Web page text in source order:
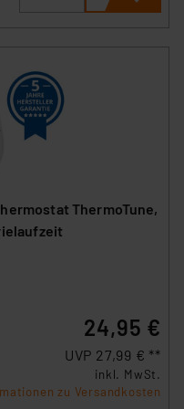
können dazu
längerfristig
erneut
daher ggf. auch
erhalten Sie in
EU. Dies bedeutet,
eingestuft wird. So
Behörden
ThermoTune,
24,95 €
UVP 27,99 € **
inkl. MwSt.
zu Versandkosten